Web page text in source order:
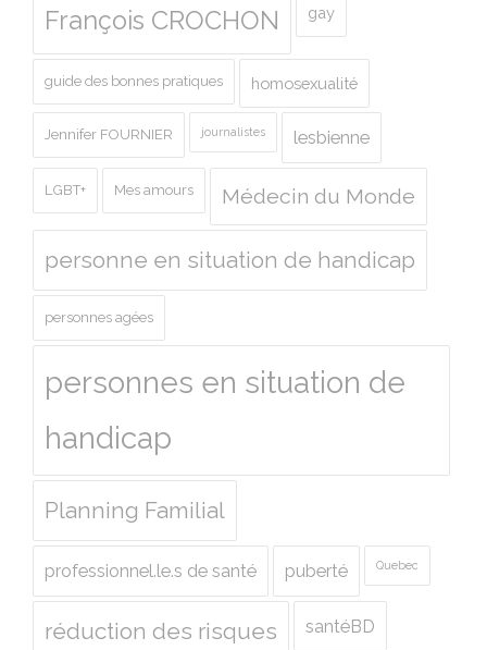
François CROCHON gay
guide des bonnes pratiques homosexualité
Jennifer FOURNIER journalistes lesbienne
LGBT+ Mes amours Médecin du Monde
personne en situation de handicap
personnes agées
personnes en situation de
handicap
Planning Familial
professionnel.le.s de santé puberté Quebec
réduction des risques santéBD